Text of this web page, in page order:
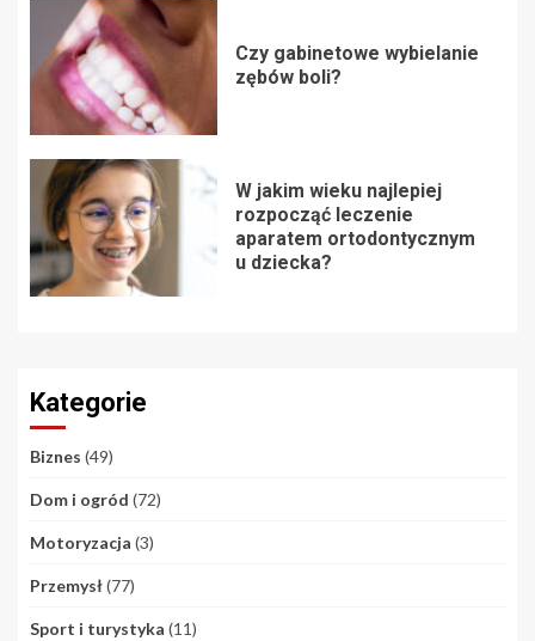
Czy gabinetowe wybielanie
zębów boli?
W jakim wieku najlepiej
rozpocząć leczenie
aparatem ortodontycznym
u dziecka?
Kategorie
Biznes (49)
Dom i ogród (72)
Motoryzacja (3)
Przemysł(77)
Sport i turystyka (11)